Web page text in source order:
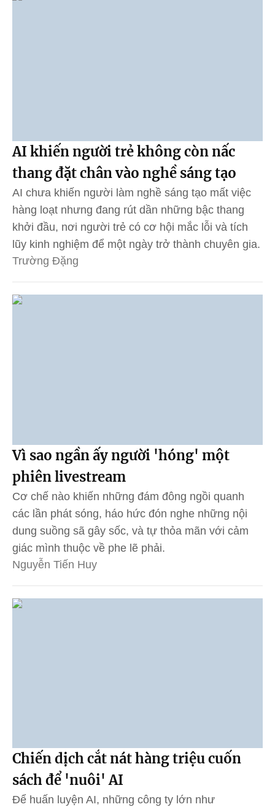
AI khiến người trẻ không còn nấc
thang đặt chân vào nghề sáng tạo
AI chưa khiến người làm nghề sáng tạo mất việc
hàng loạt nhưng đang rút dần những bậc thang
khởi đầu, nơi người trẻ có cơ hội mắc lỗi và tích
lũy kinh nghiệm để một ngày trở thành chuyên gia.
Trường Đặng
Vì sao ngần ấy người 'hóng' một
phiên livestream
Cơ chế nào khiến những đám đông ngồi quanh
các lần phát sóng, háo hức đón nghe những nội
dung suồng sã gây sốc, và tự thỏa mãn với cảm
giác mình thuộc về phe lẽ phải.
Nguyễn Tiến Huy
Chiến dịch cắt nát hàng triệu cuốn
sách để 'nuôi' AI
Để huấn luyện AI, những công ty lớn như